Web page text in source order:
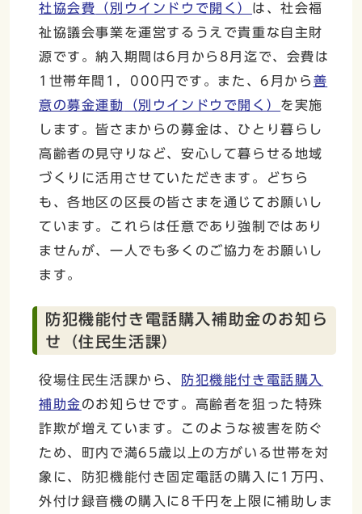
社協会費 （別ウインドウで開く） は、社会福
祉協議会事業を運営するうえで貴重な自主財
源です。納入期間は6月から8月迄で、会費は
1世帯年間1，000円です。また、6月から 善
意の募金運動
（別ウインドウで開く） を実施
します。皆さまからの募金は、ひとり暮らし
高齢者の見守りなど、安心して暮らせる地域
づくりに活用させていただきます。どちら
も、各地区の区長の皆さまを通じてお願いし
ています。これらは任意であり強制ではあり
ませんが、一人でも多くのご協力をお願いし
ます。
防犯機能付き電話購入補助金のお知ら
せ（住民生活課）
役場住民生活課から、
防犯機能付き電話購入
補助金のお知らせです。高齢者を狙った特殊
詐欺が増えています。このような被害を防ぐ
ため、町内で満65歳以上の方がいる世帯を対
象に、防犯機能付き固定電話の購入に1万円、
外付け録音機の購入に8千円を上限に補助しま